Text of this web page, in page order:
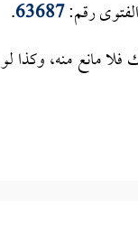
رقم:63687
.
مانع منه، وكذا لو